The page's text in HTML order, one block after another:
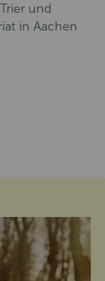
und
in Aachen